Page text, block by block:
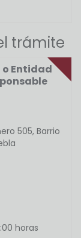
trámite
o Entidad
505, Barrio
horas